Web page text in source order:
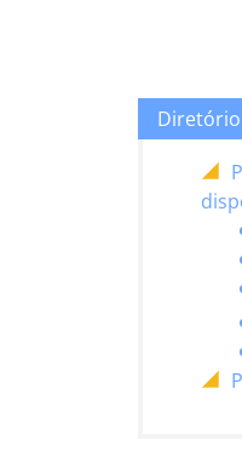
Diretório